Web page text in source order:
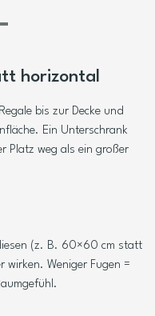
horizontal
bis zur Decke und
Ein Unterschrank
Platz weg als ein großer
(z. B. 60×60 cm statt
wirken. Weniger Fugen =